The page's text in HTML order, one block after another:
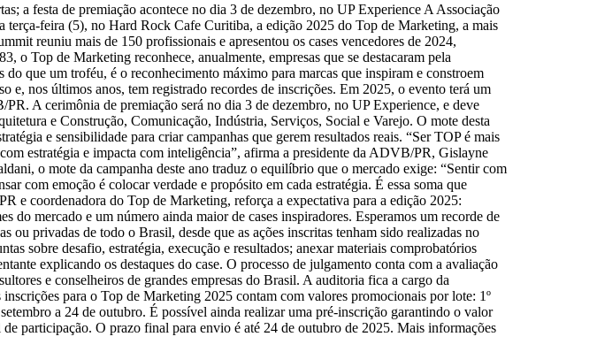
a festa de premiação acontece no dia 3 de dezembro, no UP Experience A Associação
feira (5), no Hard Rock Cafe Curitiba, a edição 2025 do Top de Marketing, a mais
reuniu mais de 150 profissionais e apresentou os cases vencedores de 2024,
o Top de Marketing reconhece, anualmente, empresas que se destacaram pela
que um troféu, é o reconhecimento máximo para marcas que inspiram e constroem
e, nos últimos anos, tem registrado recordes de inscrições. Em 2025, o evento terá um
A cerimônia de premiação será no dia 3 de dezembro, no UP Experience, e deve
e Construção, Comunicação, Indústria, Serviços, Social e Varejo. O mote desta
e sensibilidade para criar campanhas que gerem resultados reais. “Ser TOP é mais
estratégia e impacta com inteligência”, afirma a presidente da ADVB/PR, Gislayne
o mote da campanha deste ano traduz o equilíbrio que o mercado exige: “Sentir com
com emoção é colocar verdade e propósito em cada estratégia. É essa soma que
e coordenadora do Top de Marketing, reforça a expectativa para a edição 2025:
do mercado e um número ainda maior de cases inspiradores. Esperamos um recorde de
ou privadas de todo o Brasil, desde que as ações inscritas tenham sido realizadas no
sobre desafio, estratégia, execução e resultados; anexar materiais comprobatórios
explicando os destaques do case. O processo de julgamento conta com a avaliação
e conselheiros de grandes empresas do Brasil. A auditoria fica a cargo da
para o Top de Marketing 2025 contam com valores promocionais por lote: 1º
a 24 de outubro. É possível ainda realizar uma pré-inscrição garantindo o valor
participação. O prazo final para envio é até 24 de outubro de 2025. Mais informações